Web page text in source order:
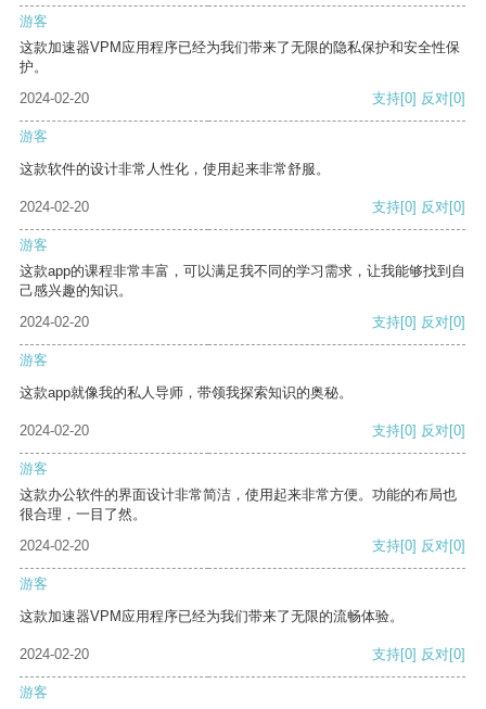
游客
这款加速器VPM应用程序已经为我们带来了无限的隐私保护和安全性保
护。
2024-02-20
支持[0] 反对[0]
游客
这款软件的设计非常人性化，使用起来非常舒服。
2024-02-20 支持[0] 反对[0]
游客
这款app的课程非常丰富，可以满足我不同的学习需求，让我能够找到自
己感兴趣的知识。
2024-02-20
支持[0] 反对[0]
游客
这款app就像我的私人导师，带领我探索知识的奥秘。
2024-02-20 支持[0] 反对[0]
游客
这款办公软件的界面设计非常简洁，使用起来非常方便。功能的布局也
很合理，一目了然。
2024-02-20
支持[0] 反对[0]
游客
这款加速器VPM应用程序已经为我们带来了无限的流畅体验。
2024-02-20 支持[0] 反对[0]
游客